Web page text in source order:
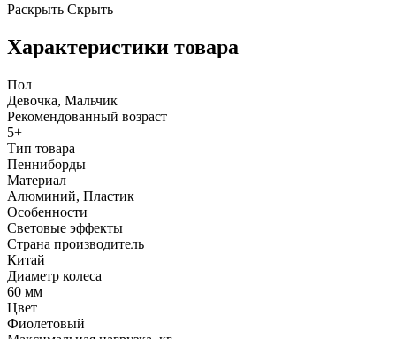
Раскрыть Скрыть
Характеристики товара
Пол
Девочка, Мальчик
Рекомендованный возраст
5+
Тип товара
Пенниборды
Материал
Алюминий, Пластик
Особенности
Световые эффекты
Страна производитель
Китай
Диаметр колеса
60 мм
Цвет
Фиолетовый